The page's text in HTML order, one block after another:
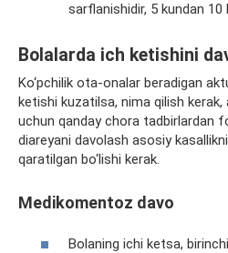
sarflanishidir, 5 kundan 10
Bolalarda ich ketishini
Ko‘pchilik ota-onalar beradigan
ketishi kuzatilsa, nima qilish
uchun qanday chora tadbirlardan
diareyani davolash asosiy
qaratilgan bo‘lishi kerak.
Medikomentoz davo
Bolaning ichi ketsa,